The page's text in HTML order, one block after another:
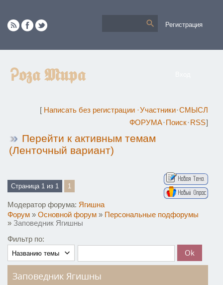
Ꭾ𝖔𝖟𝖆 𝕸𝖚𝖕𝖆
Регистрация
[ Написать без регистрации ·Участники·СМЫСЛ
ФОРУМА·Поиск·RSS]
Перейти к активным темам
(Ленточный вариант)
Страница 1 из 1 1
Модератор форума: Ягишна
Форум » Основной форум » Персональные подфорумы
» Заповедник Ягишны
Фильтр по:
Заповедник Ягишны